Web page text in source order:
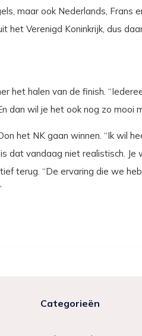
maar ook Nederlands, Frans
het Verenigd Koninkrijk, dus
het halen van de finish.
dan wil je het ook nog zo mooi
het NK gaan winnen. “Ik wil
dat vandaag niet realistisch.
terug. “De ervaring die we
Categorieën